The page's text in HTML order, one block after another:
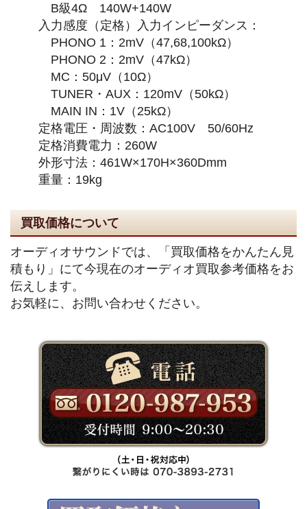
B級4Ω 140W+140W
入力感度（定格）入力インピーダンス：
PHONO 1：2mV（47,68,100kΩ）
PHONO 2：2mV（47kΩ）
MC：50μV（10Ω）
TUNER・AUX：120mV（50kΩ）
MAIN IN：1V（25kΩ）
定格電圧・周波数：AC100V 50/60Hz
定格消費電力：260W
外形寸法：461W×170H×360Dmm
重量：19kg
買取価格について
オーディオサウンドでは、「買取価格をかんたん見
積もり」にて今現在のオーディオ買取参考価格をお
伝えします。
お気軽に、お問い合わせください。